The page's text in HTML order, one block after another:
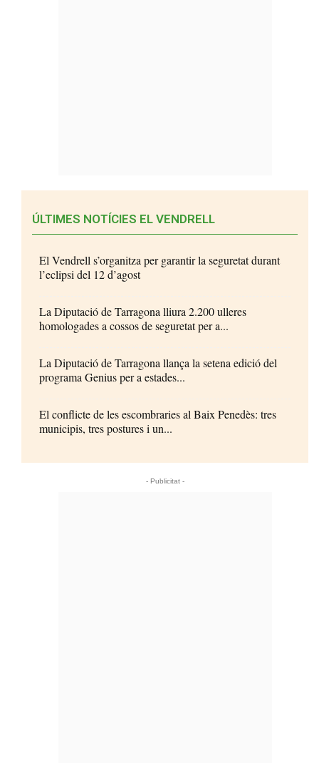
ÚLTIMES NOTÍCIES EL VENDRELL
El Vendrell s’organitza per garantir la seguretat durant
l’eclipsi del 12 d’agost
La Diputació de Tarragona lliura 2.200 ulleres
homologades a cossos de seguretat per a...
La Diputació de Tarragona llança la setena edició del
programa Genius per a estades...
El conflicte de les escombraries al Baix Penedès: tres
municipis, tres postures i un...
- Publicitat -